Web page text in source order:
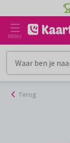
naar
inhoud
MENU
Terug